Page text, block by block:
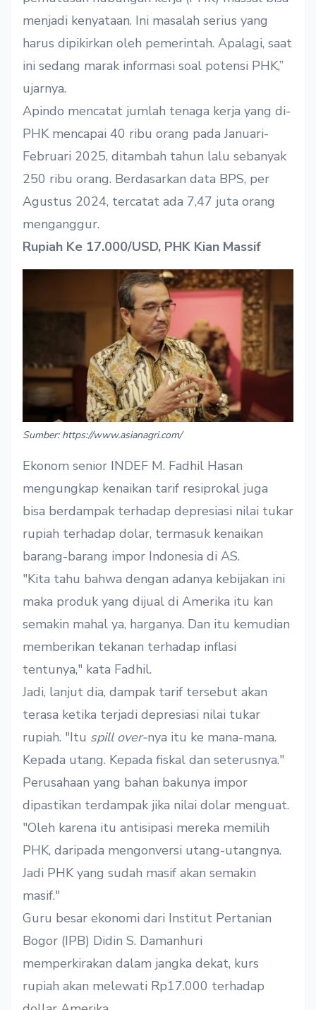
menjadi kenyataan. Ini masalah serius yang
harus dipikirkan oleh pemerintah. Apalagi, saat
ini sedang marak informasi soal potensi PHK,”
ujarnya.
Apindo mencatat jumlah tenaga kerja yang di-
PHK mencapai 40 ribu orang pada Januari-
Februari 2025, ditambah tahun lalu sebanyak
250 ribu orang. Berdasarkan data BPS, per
Agustus 2024, tercatat ada 7,47 juta orang
menganggur.
Rupiah Ke 17.000/USD, PHK Kian Massif
Sumber: https://www.asianagri.com/
Ekonom senior INDEF M. Fadhil Hasan
mengungkap kenaikan tarif resiprokal juga
bisa berdampak terhadap depresiasi nilai tukar
rupiah terhadap dolar, termasuk kenaikan
barang-barang impor Indonesia di AS.
"Kita tahu bahwa dengan adanya kebijakan ini
maka produk yang dijual di Amerika itu kan
semakin mahal ya, harganya. Dan itu kemudian
memberikan tekanan terhadap inflasi
tentunya," kata Fadhil.
Jadi, lanjut dia, dampak tarif tersebut akan
terasa ketika terjadi depresiasi nilai tukar
rupiah. "Itu spill over-nya itu ke mana-mana.
Kepada utang. Kepada fiskal dan seterusnya."
Perusahaan yang bahan bakunya impor
dipastikan terdampak jika nilai dolar menguat.
"Oleh karena itu antisipasi mereka memilih
PHK, daripada mengonversi utang-utangnya.
Jadi PHK yang sudah masif akan semakin
masif."
Guru besar ekonomi dari Institut Pertanian
Bogor (IPB) Didin S. Damanhuri
memperkirakan dalam jangka dekat, kurs
rupiah akan melewati Rp17.000 terhadap